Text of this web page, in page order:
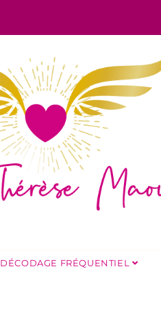
DÉCODAGE FRÉQUENTIEL